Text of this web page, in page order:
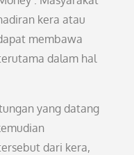
kera atau
membawa
dalam hal
yang datang
dari kera,